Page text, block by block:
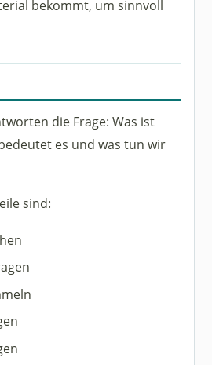
bekommt, um sinnvoll
die Frage: Was ist
es und was tun wir
sind: